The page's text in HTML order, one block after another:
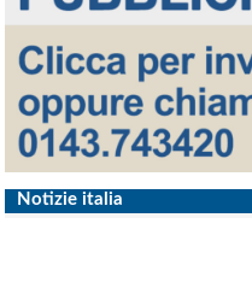
Notizie italia